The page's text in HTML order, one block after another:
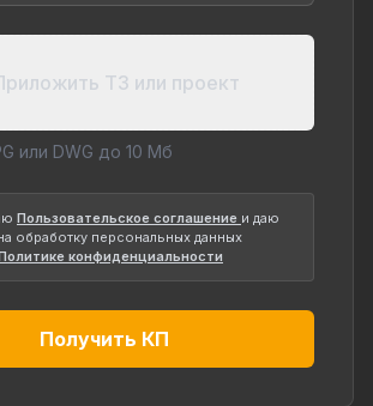
ТЗ или проект
или DWG до 10 Мб
Пользовательское соглашение и даю
обработку персональных данных
конфиденциальности
Получить КП